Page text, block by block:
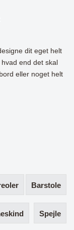
dit eget helt
end det skal
eller noget helt
Barstole
Spejle